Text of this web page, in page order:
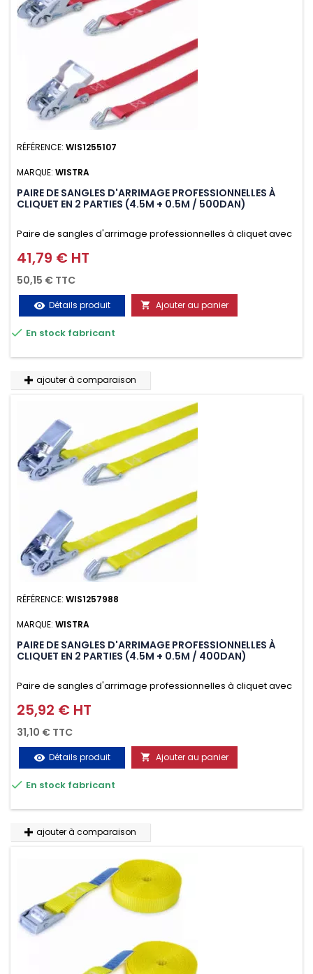
RÉFÉRENCE: WIS1255107
MARQUE: WISTRA
PAIRE DE SANGLES D'ARRIMAGE PROFESSIONNELLES À
CLIQUET EN 2 PARTIES (4.5M + 0.5M / 500DAN)
Paire de sangles d'arrimage professionnelles à cliquet avec
crochet en 2 parties (4.5M + 0.5M / 500daN), simple et rapide
d'utilisation. Permet d'arrimer et de sécuriser vos
chargements pendant le transport. Matière polyester très
résistante aux UV et aux variations de températures,
n'absorbe pas l'eau.
Prix
41,79 € HT
50,15 € TTC
visibility Détails produit  Ajouter au panier
 En stock fabricant
ajouter à comparaison
RÉFÉRENCE: WIS1257988
MARQUE: WISTRA
PAIRE DE SANGLES D'ARRIMAGE PROFESSIONNELLES À
CLIQUET EN 2 PARTIES (4.5M + 0.5M / 400DAN)
Paire de sangles d'arrimage professionnelles à cliquet avec
crochet en 2 parties (4.5M + 0.5M / 400daN), simple et rapide
d'utilisation. Permet d'arrimer et de sécuriser
vos chargements pendant le transport. Matière polyester
très résistante aux UV et aux variations de températures,
n'absorbe pas l'eau.
Prix
25,92 € HT
31,10 € TTC
visibility Détails produit  Ajouter au panier
 En stock fabricant
ajouter à comparaison